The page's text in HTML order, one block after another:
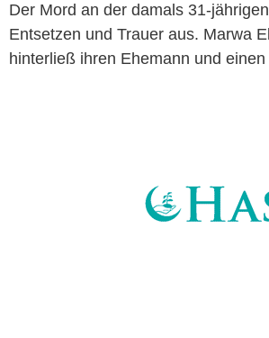
Der Mord an der damals 31-
Entsetzen und Trauer aus. Marwa
hinterließ ihren Ehemann und